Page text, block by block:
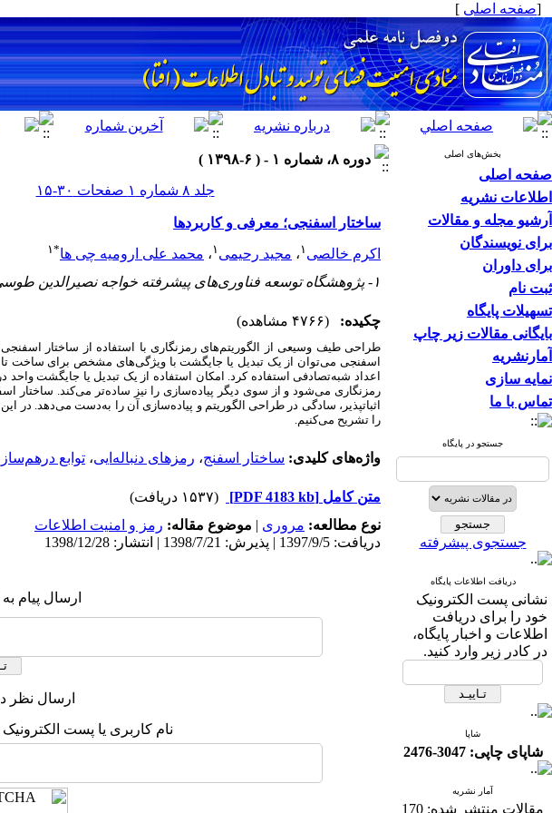
[صفحه اصلی ]
بخش‌های اصلی
صفحه اصلی
اطلاعات نشریه
آرشیو مجله و مقالات
برای نویسندگان
برای داوران
ثبت نام
تسهیلات پایگاه
بایگانی مقالات زیر چاپ
آمارنشریه
نمایه سازی
تماس با ما
جستجو در پایگاه
جستجوی پیشرفته
دریافت اطلاعات پایگاه
نشانی پست الکترونیک
خود را برای دریافت
اطلاعات و اخبار پایگاه،
در کادر زیر وارد کنید.
شاپا
شاپای چاپی: 3047-2476
آمار نشریه
مقالات منتشر شده: 170
دوره ۸، شماره ۱ - ( ۶-۱۳۹۸ )
جلد ۸ شماره ۱ صفحات ۳۰-۱۵
ساختار اسفنجی؛ معرفی و کاربردها
اکرم خالصی ۱ ، مجید رحیمی ۱ ، محمد علی ارومیه چی ها*۱
۱- پژوهشگاه توسعه فناوری‌های پیشرفته خواجه نصیرالدین طوسی
چکیده: (۴۷۶۶ مشاهده)
طراحی طیف وسیعی از الگوریتم‌­های رمزنگاری با استفاده از ساختار
اسفنجی می‌­توان از یک تبدیل یا جایگشت با ویژگی‌های مشخص برای ساخت تابع
اعداد شبه‌­تصادفی استفاده کرد. امکان استفاده از یک تبدیل یا جایگشت
رمزنگاری می‌شود و از سوی دیگر پیاده­‌سازی را نیز ساده­‌تر می­‌کند. ساختار
اثبات­پذیر، سادگی در طراحی الگوریتم و پیاده‌سازی آن را به‌دست می‌‌دهد. در
را تشریح می­‌کنیم.
واژه‌های کلیدی: ساختار اسفنج، رمزهای دنباله‌ایی، توابع درهم‌ساز
متن کامل [PDF 4183 kb]
(۱۵۳۷ دریافت)
نوع مطالعه: مروری | موضوع مقاله: رمز و امنیت اطلاعات
دریافت: 1397/9/5 | پذیرش: 1398/7/21 | انتشار: 1398/12/28
ارسال پیام
ارسال نظر
نام کاربری یا پست